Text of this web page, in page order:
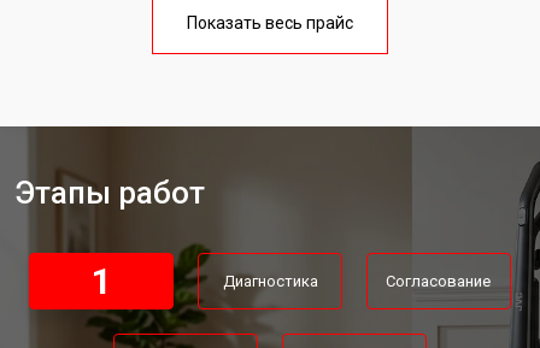
Показать весь прайс
Этапы работ
1 Диагностика Согласование